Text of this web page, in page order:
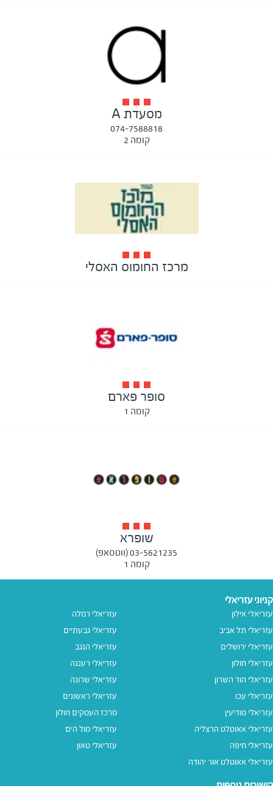
מסעדת A
074-7588818
קומה 2
מרכז החומוס האסלי
סופר פארם
קומה 1
שופרא
03-5621235 (ווטסאפ)
קומה 1
קניוני עזריאלי
עזריאלי אילון
עזריאלי תל אביב
עזריאלי ירושלים
עזריאלי חולון
עזריאלי הוד השרון
עזריאלי עכו
עזריאלי מודיעין
עזריאלי אאוטלט הרצליה
עזריאלי חיפה
עזריאלי אאוטלט אור יהודה
עזריאלי רמלה
עזריאלי גבעתיים
עזריאלי הנגב
עזריאלי רעננה
עזריאלי שרונה
עזריאלי ראשונים
מרכז העסקים חולון
עזריאלי מול הים
עזריאלי טאון